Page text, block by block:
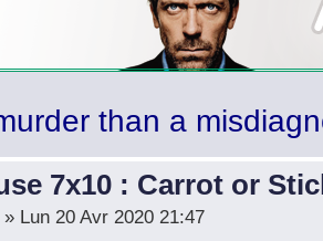
than a
7x10 : Carrot or
» Lun 20 Avr 2020 21:47